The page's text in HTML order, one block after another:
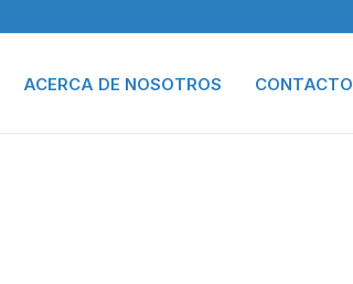
ACERCA DE NOSOTROS CONTACTO